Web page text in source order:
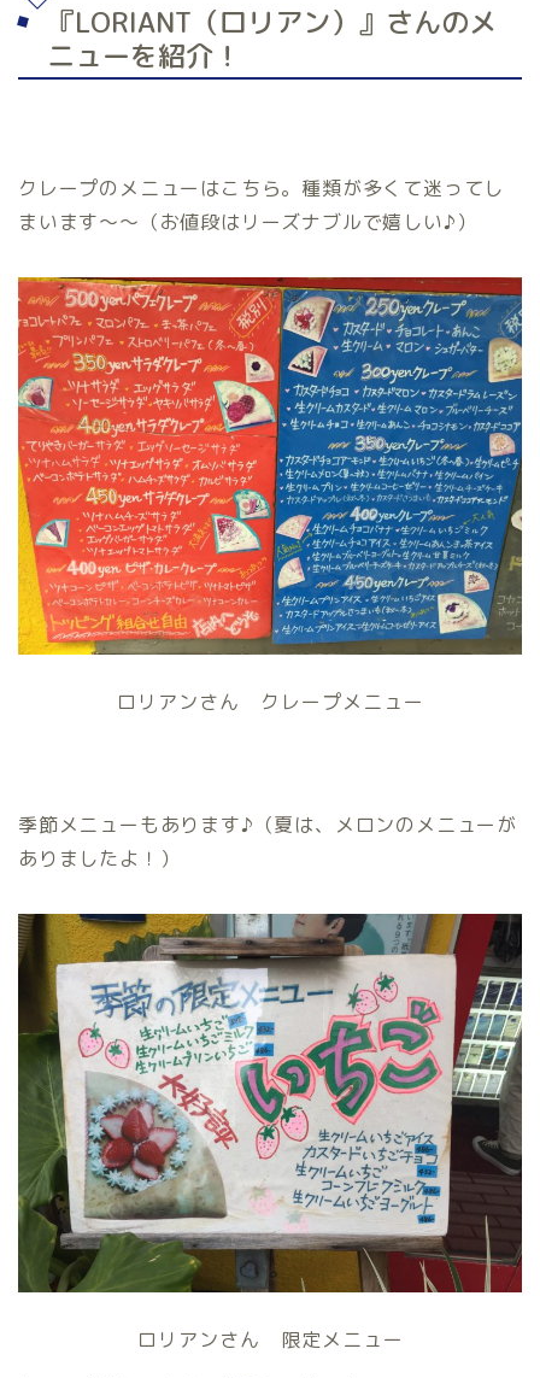
『LORIANT（ロリアン）』さんのメ
ニューを紹介！
クレープのメニューはこちら。種類が多くて迷ってし
まいます～～（お値段はリーズナブルで嬉しい♪）
ロリアンさん クレープメニュー
季節メニューもあります♪（夏は、メロンのメニューが
ありましたよ！）
ロリアンさん 限定メニュー